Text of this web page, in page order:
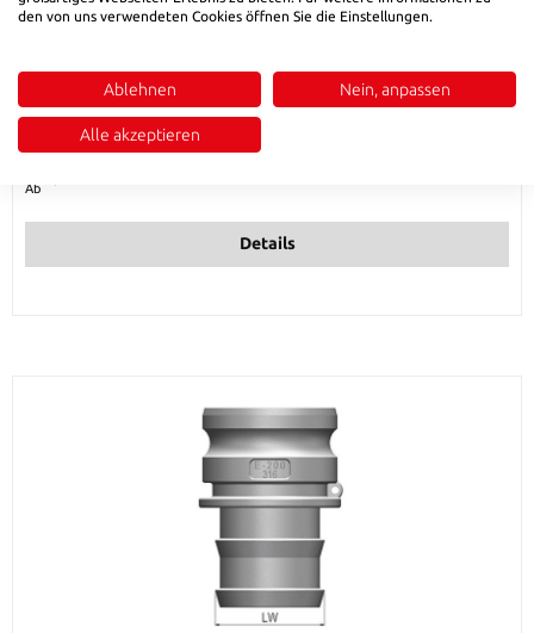
HSB 586 Kamlok Vaterteil mit Schlauchtülle Typ E -
Edelstahl
Ab
Details
den von uns verwendeten Cookies öffnen Sie die Einstellungen.
Ablehnen Nein, anpassen
Alle akzeptieren